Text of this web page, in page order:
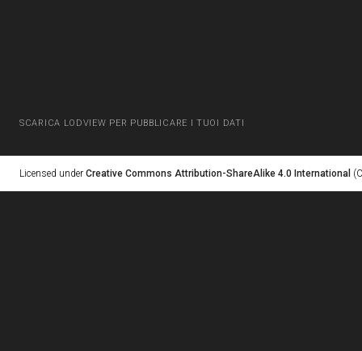
SCARICA LODVIEW PER PUBBLICARE I TUOI DATI
Licensed under Creative Commons Attribution-ShareAlike 4.0 International